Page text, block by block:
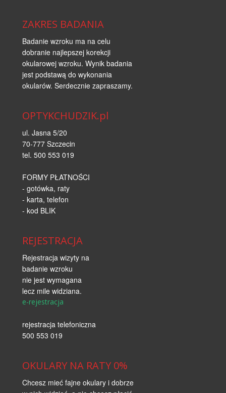
ZAKRES BADANIA
Badanie wzroku ma na celu
dobranie najlepszej korekcji
okularowej wzroku. Wynik badania
jest podstawą do wykonania
okularów. Serdecznie zapraszamy.
OPTYKCHUDZIK.pl
ul. Jasna 5/20
70-777 Szczecin
tel. 500 553 019
FORMY PŁATNOŚCI
- gotówka, raty
- karta, telefon
- kod BLIK
REJESTRACJA
Rejestracja wizyty na
badanie wzroku
nie jest wymagana
lecz mile widziana.
e-rejestracja
rejestracja telefoniczna
500 553 019
OKULARY NA RATY 0%
Chcesz mieć fajne okulary i dobrze